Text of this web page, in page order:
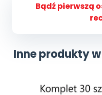
Bądź pierwszą
Inne produkty